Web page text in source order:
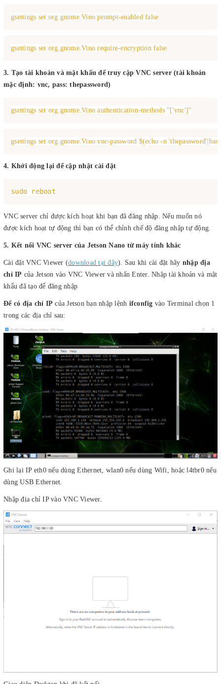
gsettings set org.gnome.Vino prompt-enabled false
gsettings set org.gnome.Vino require-encryption false
3. Tạo tài khoản và mật khẩu để truy cập VNC server (tài khoản
mặc định: vnc, pass: thepassword)
gsettings set org.gnome.Vino authentication-methods "['vnc']"
gsettings set org.gnome.Vino vnc-password $(echo -n
4. Khởi động lại để cập nhật cài đặt
sudo reboot
VNC server chỉ được kích hoạt khi bạn đã đăng nhập. Nếu muốn nó
được kích hoạt tự động thì bạn có thể chỉnh chế độ đăng nhập tự động.
5. Kết nối VNC server của Jetson Nano từ máy tính khác
Cài đặt VNC Viewer (download tại đây). Sau khi cài đặt hãy nhập địa
chỉ IP của Jetson vào VNC Viewer và nhấn Enter. Nhập tài khoản và mật
khẩu đã tạo để đăng nhập
Để có địa chỉ IP của Jetson bạn nhập lệnh ifconfig vào Terminal chọn 1
trong các địa chỉ sau:
Ghi lại IP eth0 nếu dùng Ethernet, wlan0 nếu dùng Wifi, hoặc l4tbr0 nếu
dùng USB Ethernet.
Nhập địa chỉ IP vào VNC Viewer.